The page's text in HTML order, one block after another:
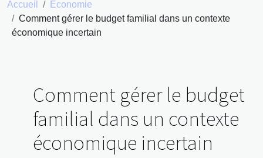
Accueil
Economie
Comment gérer le budget familial dans un contexte
économique incertain
Comment gérer le budget
familial dans un contexte
économique incertain